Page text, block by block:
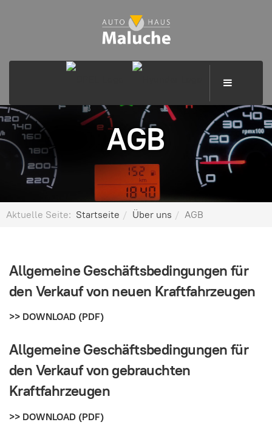
AGB
Aktuelle Seite: Startseite Über uns AGB
Allgemeine Geschäftsbedingungen für
den Verkauf von neuen Kraftfahrzeugen
>> DOWNLOAD (PDF)
Allgemeine Geschäftsbedingungen für
den Verkauf von gebrauchten
Kraftfahrzeugen
>> DOWNLOAD (PDF)